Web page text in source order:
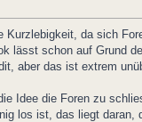
Kurzlebigkeit, da sich
lässt schon auf Grund
aber das ist extrem
Idee die Foren zu
los ist, das liegt